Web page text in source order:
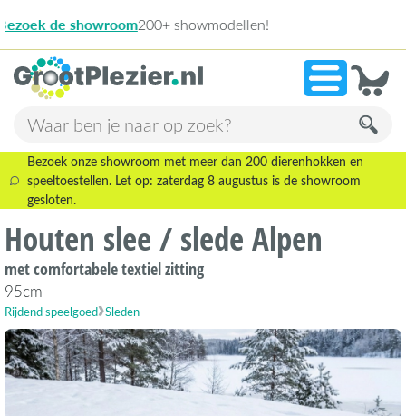
»13.946
Bezoek onze showroom met meer dan 200 dierenhokken en
speeltoestellen. Let op: zaterdag 8 augustus is de showroom
gesloten.
Houten slee / slede Alpen
met comfortabele textiel zitting
95cm
Rijdend speelgoed Sleden